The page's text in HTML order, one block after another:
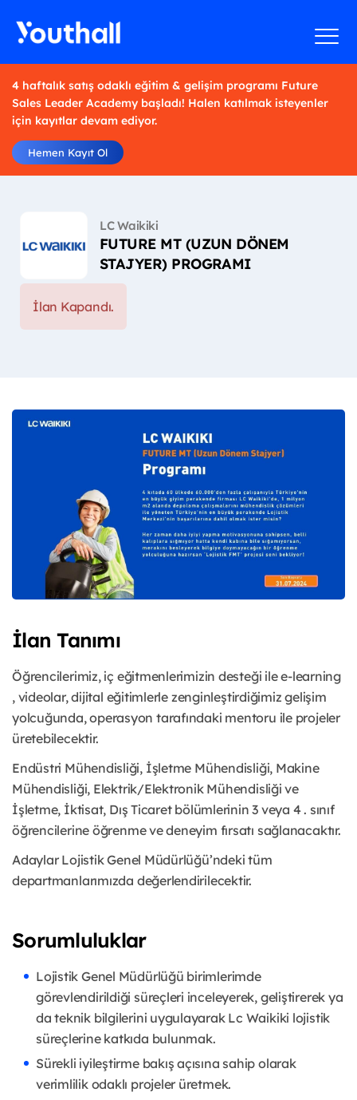
4 haftalık satış odaklı eğitim & gelişim programı Future
Sales Leader Academy başladı! Halen katılmak isteyenler
için kayıtlar devam ediyor.
Hemen Kayıt Ol
LC Waikiki
FUTURE MT (UZUN DÖNEM
STAJYER) PROGRAMI
İlan Kapandı.
İlan Tanımı
Öğrencilerimiz, iç eğitmenlerimizin desteği ile e-learning
, videolar, dijital eğitimlerle zenginleştirdiğimiz gelişim
yolcuğunda, operasyon tarafındaki mentoru ile projeler
üretebilecektir.
Endüstri Mühendisliği, İşletme Mühendisliği, Makine
Mühendisliği, Elektrik/Elektronik Mühendisliği ve
İşletme, İktisat, Dış Ticaret bölümlerinin 3 veya 4 . sınıf
öğrencilerine öğrenme ve deneyim fırsatı sağlanacaktır.
Adaylar Lojistik Genel Müdürlüğü’ndeki tüm
departmanlarımızda değerlendirilecektir.
Sorumluluklar
Lojistik Genel Müdürlüğü birimlerimde
görevlendirildiği süreçleri inceleyerek, geliştirerek ya
da teknik bilgilerini uygulayarak Lc Waikiki lojistik
süreçlerine katkıda bulunmak.
Sürekli iyileştirme bakış açısına sahip olarak
verimlilik odaklı projeler üretmek.